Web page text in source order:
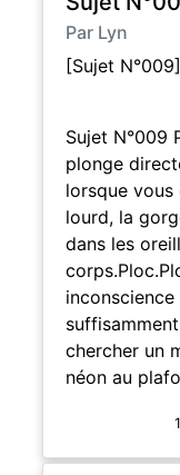
Par Lyn
[Sujet N°009]
Sujet N°009
plonge
lorsque vous
lourd, la
dans les
chercher un
néon au